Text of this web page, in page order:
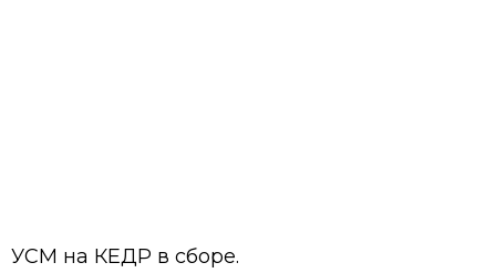
УСМ на КЕДР в сборе.